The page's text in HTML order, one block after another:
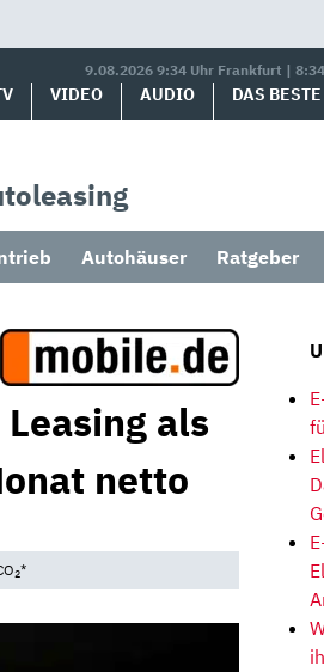
9.08.2026 9:34 Uhr Frankfurt |
VIDEO AUDIO DAS BESTE
Autohäuser Ratgeber
als
netto
2*